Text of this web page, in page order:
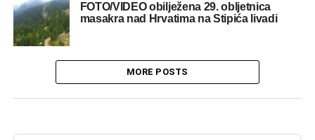
FOTO/VIDEO obilježena 29. obljetnica
masakra nad Hrvatima na Stipića livadi
MORE POSTS